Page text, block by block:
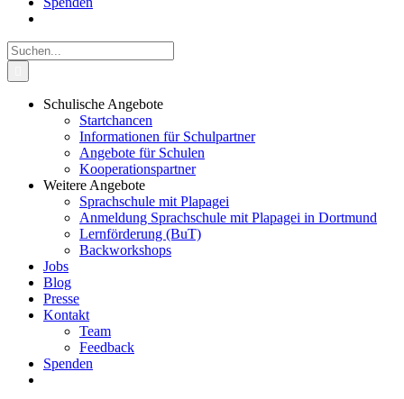
Suche
nach:
Schulische Angebote
Startchancen
Informationen für Schulpartner
Angebote für Schulen
Kooperationspartner
Weitere Angebote
Sprachschule mit Plapagei
Anmeldung Sprachschule mit Plapagei in Dortmund
Lernförderung (BuT)
Backworkshops
Jobs
Blog
Presse
Kontakt
Team
Feedback
Spenden